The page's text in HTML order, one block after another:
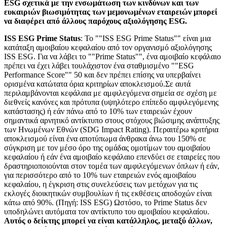
ESG σχετικά με την ενσωμάτωση των κινδύνων και των
ευκαιριών βιωσιμότητας των μεμονωμένων εταιρειών μπορεί
να διαφέρει από άλλους παρόχους αξιολόγησης ESG.
ISS ESG Prime Status: Το ""ISS ESG Prime Status"" είναι μια
κατάταξη αμοιβαίου κεφαλαίου από τον οργανισμό αξιολόγησης
ISS ESG. Για να λάβει το ""Prime Status"", ένα αμοιβαίο κεφάλαιο
πρέπει να έχει λάβει τουλάχιστον ένα σταθμισμένο ""ESG
Performance Score"" 50 και δεν πρέπει επίσης να υπερβαίνει
ορισμένα κατώτατα όρια κριτηρίων αποκλεισμού.Σε αυτά
περιλαμβάνονται κεφάλαια με αμφιλεγόμενα σημεία σε σχέση με
διεθνείς κανόνες και πρότυπα (υψηλότερο επίπεδο αμφιλεγόμενης
κατάστασης) ή εάν πάνω από το 10% των εταιρειών έχουν
σημαντικά αρνητικό αντίκτυπο στους στόχους βιώσιμης ανάπτυξης
των Ηνωμένων Εθνών (SDG Impact Rating). Περαιτέρω κριτήρια
αποκλεισμού είναι ένα αποτύπωμα άνθρακα άνω του 150% σε
σύγκριση με τον μέσο όρο της ομάδας ομοτίμων του αμοιβαίου
κεφαλαίου ή εάν ένα αμοιβαίο κεφάλαιο επενδύει σε εταιρείες που
δραστηριοποιούνται στον τομέα των αμφιλεγόμενων όπλων ή εάν,
για περισσότερο από το 10% των εταιρειών ενός αμοιβαίου
κεφαλαίου, η έγκριση στις συνελεύσεις των μετόχων για τις
εκλογές διοικητικών συμβουλίων ή τις εκθέσεις αποδοχών είναι
κάτω από 90%. (Πηγή: ISS ESG) Ωστόσο, το Prime Status δεν
υποδηλώνει αυτόματα τον αντίκτυπο του αμοιβαίου κεφαλαίου.
Αυτός ο δείκτης μπορεί να είναι κατάλληλος, μεταξύ άλλων,